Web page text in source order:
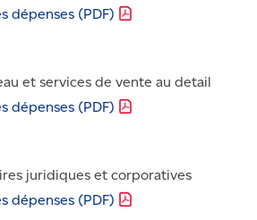
dépenses (PDF)
et services de vente au detail
dépenses (PDF)
juridiques et corporatives
dépenses (PDF)